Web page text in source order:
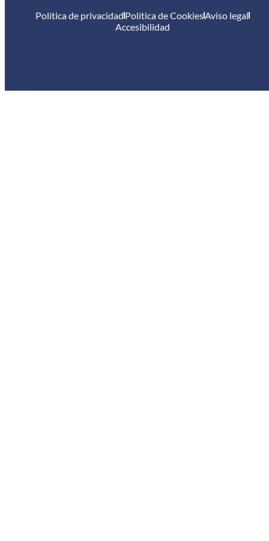
Política de privacidad Política de CookiesAviso legal
Accesibilidad